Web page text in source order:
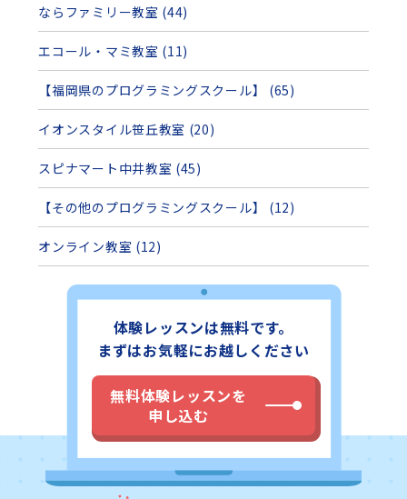
ならファミリー教室 (44)
エコール・マミ教室 (11)
【福岡県のプログラミングスクール】 (65)
イオンスタイル笹丘教室 (20)
スピナマート中井教室 (45)
【その他のプログラミングスクール】 (12)
オンライン教室 (12)
体験レッスンは無料です。
まずはお気軽にお越しください
無料体験レッスンを
申し込む